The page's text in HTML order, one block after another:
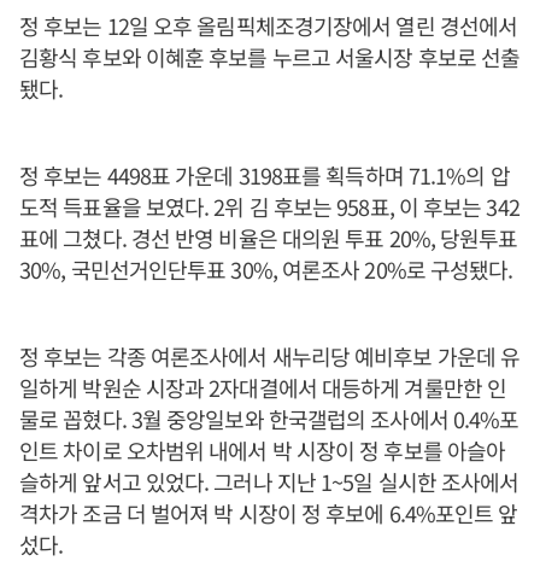
정 후보는 12일 오후 올림픽체조경기장에서 열린 경선에서
김황식 후보와 이혜훈 후보를 누르고 서울시장 후보로 선출
됐다.
정 후보는 4498표 가운데 3198표를 획득하며 71.1%의 압
도적 득표율을 보였다. 2위 김 후보는 958표, 이 후보는 342
표에 그쳤다. 경선 반영 비율은 대의원 투표 20%, 당원투표
30%, 국민선거인단투표 30%, 여론조사 20%로 구성됐다.
정 후보는 각종 여론조사에서 새누리당 예비후보 가운데 유
일하게 박원순 시장과 2자대결에서 대등하게 겨룰만한 인
물로 꼽혔다. 3월 중앙일보와 한국갤럽의 조사에서 0.4%포
인트 차이로 오차범위 내에서 박 시장이 정 후보를 아슬아
슬하게 앞서고 있었다. 그러나 지난 1~5일 실시한 조사에서
격차가 조금 더 벌어져 박 시장이 정 후보에 6.4%포인트 앞
섰다.